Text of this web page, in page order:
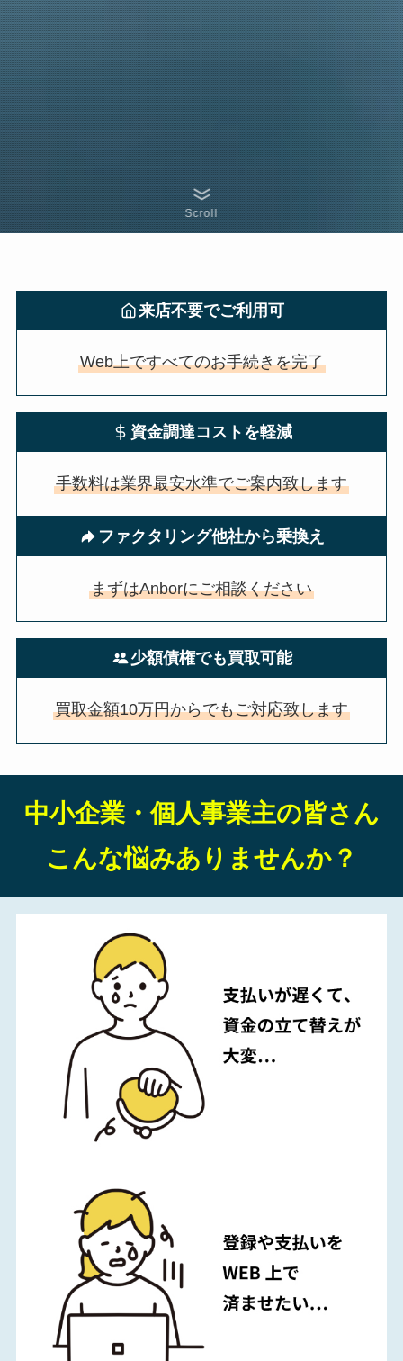
Scroll
来店不要でご利用可
Web上ですべてのお手続きを完了
資金調達コストを軽減
手数料は業界最安水準でご案内致します
ファクタリング他社から乗換え
まずはAnborにご相談ください
少額債権でも買取可能
買取金額10万円からでもご対応致します
中小企業・個人事業主の皆さん
こんな悩みありませんか？